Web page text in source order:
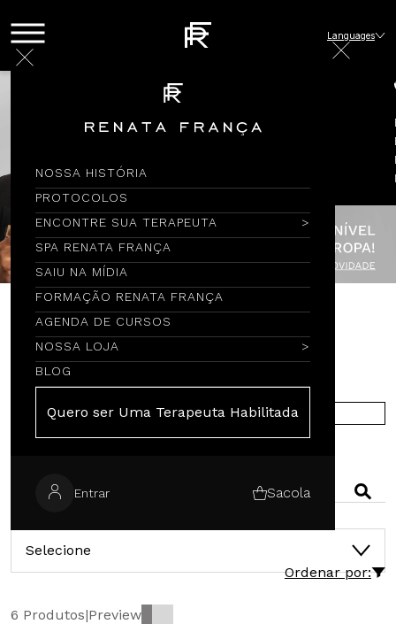
NOSSA HISTÓRIA
PROTOCOLOS
ENCONTRE SUA TERAPEUTA
SPA RENATA FRANÇA
SAIU NA MÍDIA
FORMAÇÃO RENATA FRANÇA
AGENDA DE CURSOS
NOSSA LOJA
BLOG
Quero ser Uma Terapeuta Habilitada
Entrar Sacola
Languages
Encontre por Nome
COMPRE NA EUROPA
Selecione
Ordenar por:
6 Produtos|Preview